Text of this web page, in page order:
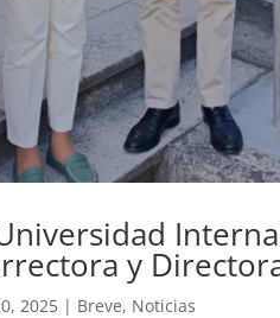
y
2025 | Breve, Noticias